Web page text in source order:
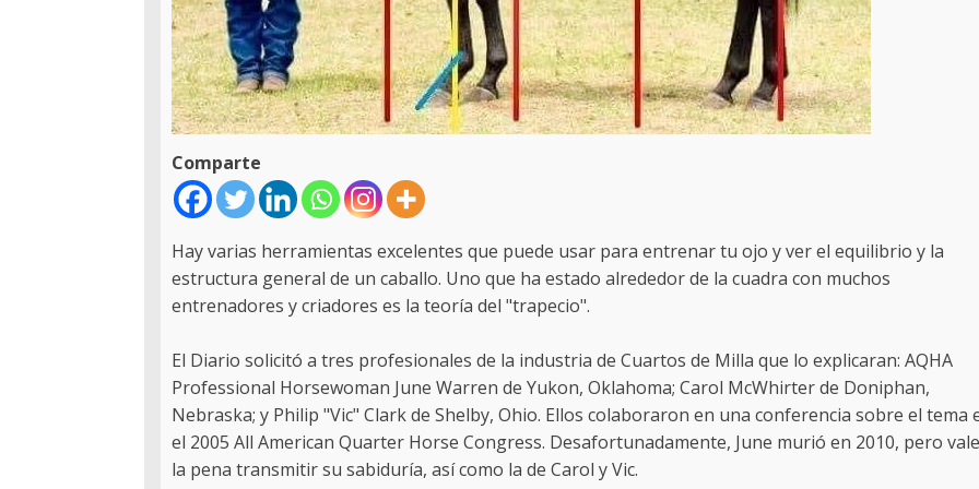
Comparte
Hay varias herramientas excelentes que puede usar para entrenar tu ojo y ver el equilibrio y la
estructura general de un caballo. Uno que ha estado alrededor de la cuadra con muchos
entrenadores y criadores es la teoría del "trapecio".
El Diario solicitó a tres profesionales de la industria de Cuartos de Milla que lo explicaran: AQHA
Professional Horsewoman June Warren de Yukon, Oklahoma; Carol McWhirter de Doniphan,
Nebraska; y Philip "Vic" Clark de Shelby, Ohio. Ellos colaboraron en una conferencia sobre el tema
el 2005 All American Quarter Horse Congress. Desafortunadamente, June murió en 2010, pero vale
la pena transmitir su sabiduría, así como la de Carol y Vic.